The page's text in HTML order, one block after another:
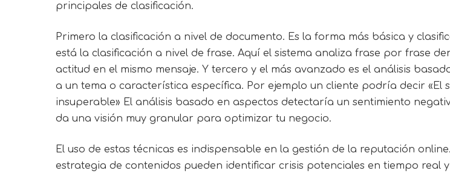
principales de clasificación.
Primero la clasificación a nivel de documento. Es la forma más básica y
está la clasificación a nivel de frase. Aquí el sistema analiza frase por frase
actitud en el mismo mensaje. Y tercero y el más avanzado es el análisis
a un tema o característica específica. Por ejemplo un cliente podría decir
insuperable» El análisis basado en aspectos detectaría un sentimiento
da una visión muy granular para optimizar tu negocio.
El uso de estas técnicas es indispensable en la gestión de la reputación
estrategia de contenidos pueden identificar crisis potenciales en tiempo real